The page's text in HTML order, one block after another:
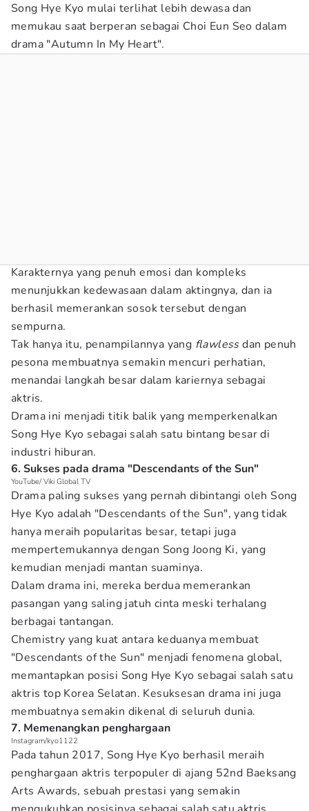
Song Hye Kyo mulai terlihat lebih dewasa dan
memukau saat berperan sebagai Choi Eun Seo dalam
drama "Autumn In My Heart".
Karakternya yang penuh emosi dan kompleks
menunjukkan kedewasaan dalam aktingnya, dan ia
berhasil memerankan sosok tersebut dengan
sempurna.
Tak hanya itu, penampilannya yang flawlessdan penuh
pesona membuatnya semakin mencuri perhatian,
menandai langkah besar dalam kariernya sebagai
aktris.
Drama ini menjadi titik balik yang memperkenalkan
Song Hye Kyo sebagai salah satu bintang besar di
industri hiburan.
6. Sukses pada drama "Descendants of the Sun"
YouTube/ Viki Global TV
Drama paling sukses yang pernah dibintangi oleh Song
Hye Kyo adalah "Descendants of the Sun", yang tidak
hanya meraih popularitas besar, tetapi juga
mempertemukannya dengan Song Joong Ki, yang
kemudian menjadi mantan suaminya.
Dalam drama ini, mereka berdua memerankan
pasangan yang saling jatuh cinta meski terhalang
berbagai tantangan.
Chemistry yang kuat antara keduanya membuat
"Descendants of the Sun" menjadi fenomena global,
memantapkan posisi Song Hye Kyo sebagai salah satu
aktris top Korea Selatan. Kesuksesan drama ini juga
membuatnya semakin dikenal di seluruh dunia.
7. Memenangkan penghargaan
Instagram/kyo1122
Pada tahun 2017, Song Hye Kyo berhasil meraih
penghargaan aktris terpopuler di ajang 52nd Baeksang
Arts Awards, sebuah prestasi yang semakin